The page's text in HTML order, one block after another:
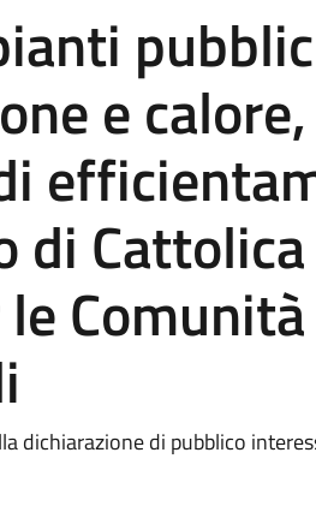
e
di
dichiarazione di pubblico